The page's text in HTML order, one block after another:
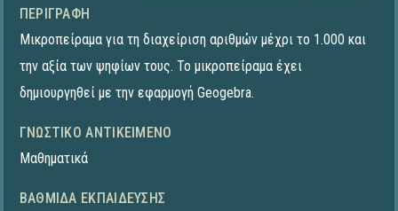
ΠΕΡΙΓΡΑΦΉ
Μικροπείραμα για τη διαχείριση αριθμών μέχρι το 1.000 και
την αξία των ψηφίων τους. Το μικροπείραμα έχει
δημιουργηθεί με την εφαρμογή Geogebra.
ΓΝΩΣΤΙΚΌ ΑΝΤΙΚΕΊΜΕΝΟ
Μαθηματικά
ΒΑΘΜΊΔΑ ΕΚΠΑΊΔΕΥΣΗΣ